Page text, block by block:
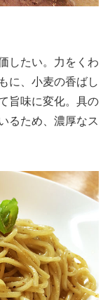
したい。力をくわ
に、小麦の香ばし
旨味に変化。具の
るため、濃厚なス